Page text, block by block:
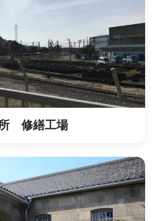
修繕工場